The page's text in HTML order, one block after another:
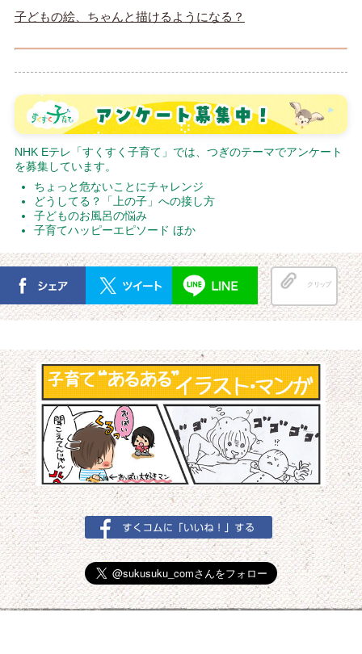
子どもの絵、ちゃんと描けるようになる？
NHK Eテレ「すくすく子育て」では、つぎのテーマでアンケート
を募集しています。
ちょっと危ないことにチャレンジ
どうしてる？「上の子」への接し方
子どものお風呂の悩み
子育てハッピーエピソード ほか
クリップ